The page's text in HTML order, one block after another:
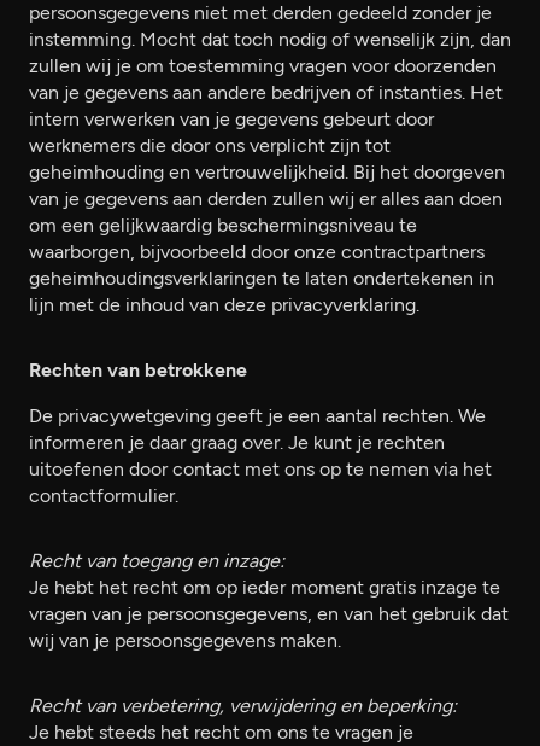
persoonsgegevens niet met derden gedeeld zonder je
instemming. Mocht dat toch nodig of wenselijk zijn, dan
zullen wij je om toestemming vragen voor doorzenden
van je gegevens aan andere bedrijven of instanties. Het
intern verwerken van je gegevens gebeurt door
werknemers die door ons verplicht zijn tot
geheimhouding en vertrouwelijkheid. Bij het doorgeven
van je gegevens aan derden zullen wij er alles aan doen
om een gelijkwaardig beschermingsniveau te
waarborgen, bijvoorbeeld door onze contractpartners
geheimhoudingsverklaringen te laten ondertekenen in
lijn met de inhoud van deze privacyverklaring.
Rechten van betrokkene
De privacywetgeving geeft je een aantal rechten. We
informeren je daar graag over. Je kunt je rechten
uitoefenen door contact met ons op te nemen via het
contactformulier.
Recht van toegang en inzage:
Je hebt het recht om op ieder moment gratis inzage te
vragen van je persoonsgegevens, en van het gebruik dat
wij van je persoonsgegevens maken.
Recht van verbetering, verwijdering en beperking:
Je hebt steeds het recht om ons te vragen je